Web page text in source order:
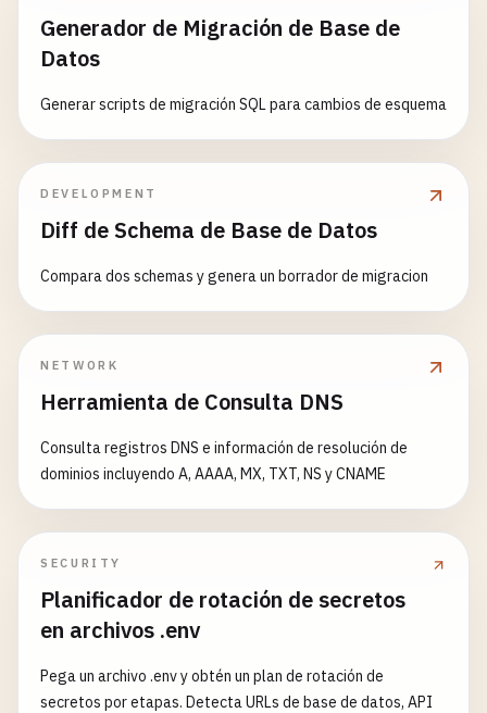
Generador de Migración de Base de
Datos
Generar scripts de migración SQL para cambios de esquema
DEVELOPMENT
Diff de Schema de Base de Datos
Compara dos schemas y genera un borrador de migracion
NETWORK
Herramienta de Consulta DNS
Consulta registros DNS e información de resolución de
dominios incluyendo A, AAAA, MX, TXT, NS y CNAME
SECURITY
Planificador de rotación de secretos
en archivos .env
Pega un archivo .env y obtén un plan de rotación de
secretos por etapas. Detecta URLs de base de datos, API